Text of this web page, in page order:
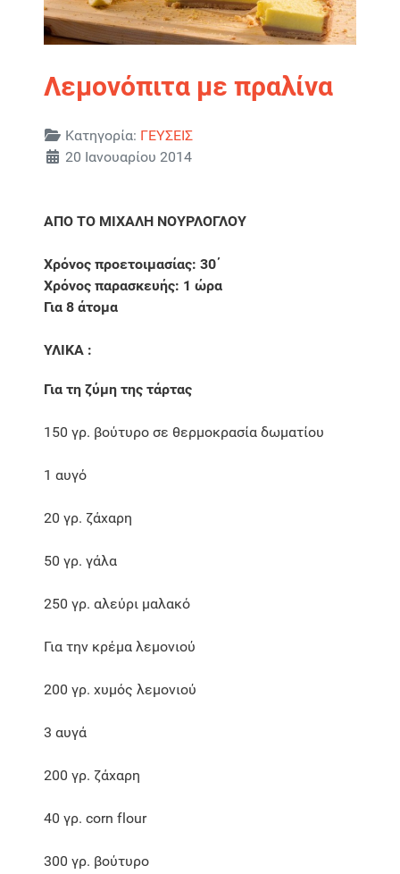
Λεμονόπιτα με πραλίνα
Λεπτομέρειες
Κατηγορία: ΓΕΥΣΕΙΣ
20 Ιανουαρίου 2014
ΑΠΟ ΤΟ ΜΙΧΑΛΗ ΝΟΥΡΛΟΓΛΟΥ
Χρόνος προετοιμασίας: 30΄
Χρόνος παρασκευής: 1 ώρα
Για 8 άτομα
ΥΛΙΚΑ :
Για τη ζύμη της τάρτας
150 γρ. βούτυρο σε θερμοκρασία δωματίου
1 αυγό
20 γρ. ζάχαρη
50 γρ. γάλα
250 γρ. αλεύρι μαλακό
Για την κρέμα λεμονιού
200 γρ. χυμός λεμονιού
3 αυγά
200 γρ. ζάχαρη
40 γρ. corn flour
300 γρ. βούτυρο